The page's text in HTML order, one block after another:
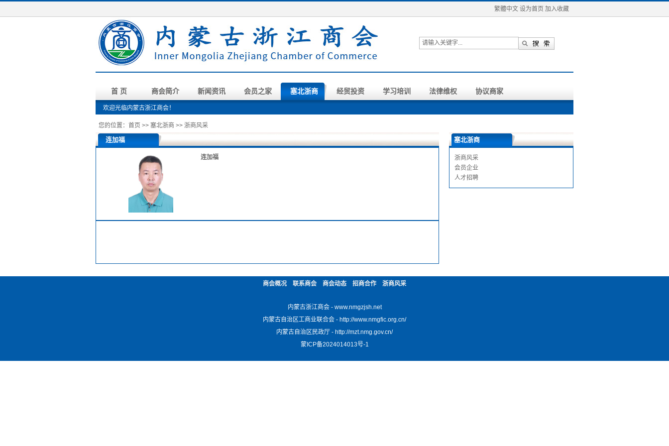
繁體中文 设为首页 加入收藏
首 页 商会简介 新闻资讯 会员之家 塞北浙商 经贸投资 学习培训 法律维权 协议商家
欢迎光临内蒙古浙江商会！
您的位置： 首页 >> 塞北浙商 >> 浙商风采
连加福
连加福
塞北浙商
浙商风采
会员企业
人才招聘
商会概况 联系商会 商会动态 招商合作 浙商风采
内蒙古浙江商会 - www.nmgzjsh.net
内蒙古自治区工商业联合会 - http://www.nmgfic.org.cn/
内蒙古自治区民政厅 - http://mzt.nmg.gov.cn/
蒙ICP备2024014013号-1